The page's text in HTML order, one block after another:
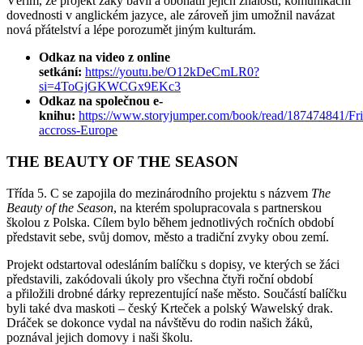
dovednosti v anglickém jazyce, ale zároveň jim umožnil navázat
nová přátelství a lépe porozumět jiným kulturám.
Odkaz na video z online
setkání: https://youtu.be/O12kDeCmLR0?
si=4ToGjGKWCGx9EKc3
Odkaz na společnou e-
knihu: https://www.storyjumper.com/book/read/187474841/
accross-Europe
THE BEAUTY OF THE SEASON
Třída 5. C se zapojila do mezinárodního projektu s názvem The
Beauty of the Season, na kterém spolupracovala s partnerskou
školou z Polska. Cílem bylo během jednotlivých ročních období
představit sebe, svůj domov, město a tradiční zvyky obou zemí.
Projekt odstartoval odesláním balíčku s dopisy, ve kterých se žáci
představili, zakódovali úkoly pro všechna čtyři roční období
a přiložili drobné dárky reprezentující naše město. Součástí balíčku
byli také dva maskoti – český Krteček a polský Wawelský drak.
Dráček se dokonce vydal na návštěvu do rodin našich žáků,
poznával jejich domovy i naši školu.